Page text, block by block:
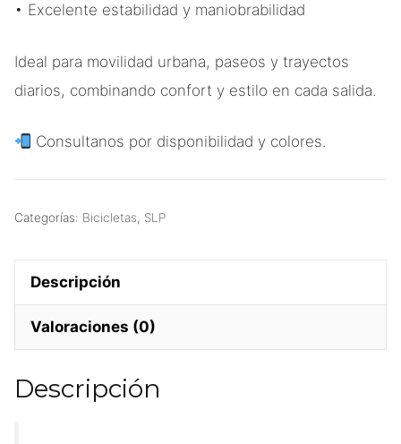
• Excelente estabilidad y maniobrabilidad
Ideal para movilidad urbana, paseos y trayectos
diarios, combinando confort y estilo en cada salida.
Consultanos por disponibilidad y colores.
Categorías: Bicicletas, SLP
Descripción
Valoraciones (0)
Descripción